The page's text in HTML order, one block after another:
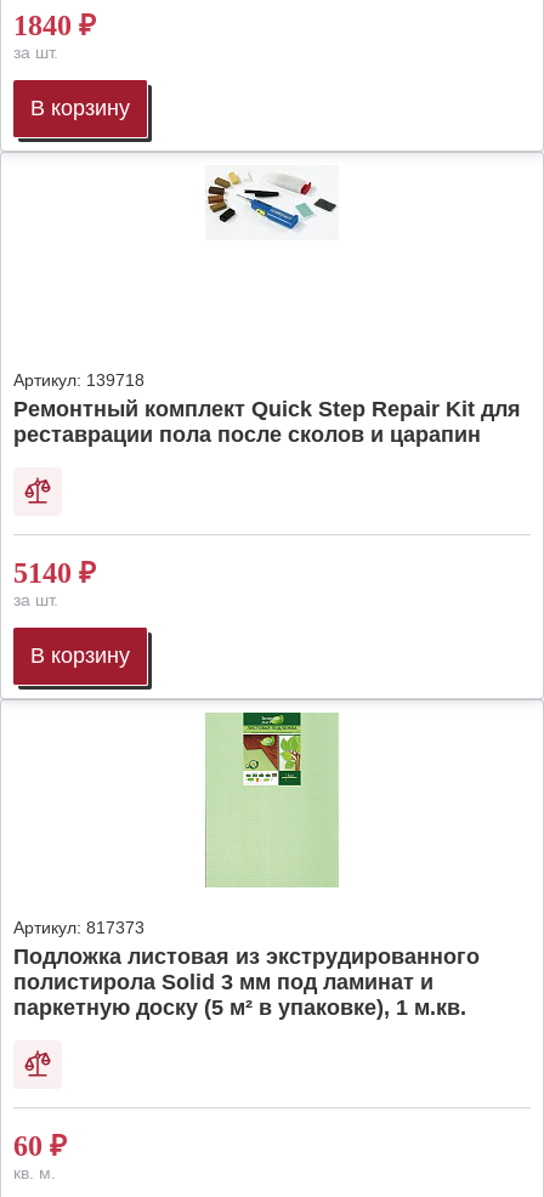
1840 ₽
за шт.
В корзину
Артикул: 139718
Ремонтный комплект Quick Step Repair Kit для
реставрации пола после сколов и царапин
5140 ₽
за шт.
В корзину
Артикул: 817373
Подложка листовая из экструдированного
полистирола Solid 3 мм под ламинат и
паркетную доску (5 м² в упаковке), 1 м.кв.
60 ₽
кв. м.